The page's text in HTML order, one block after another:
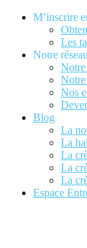
M’inscrire
Les
Notre réseau
Notre
Nos
Blog
La
La
La
La
La
Espace